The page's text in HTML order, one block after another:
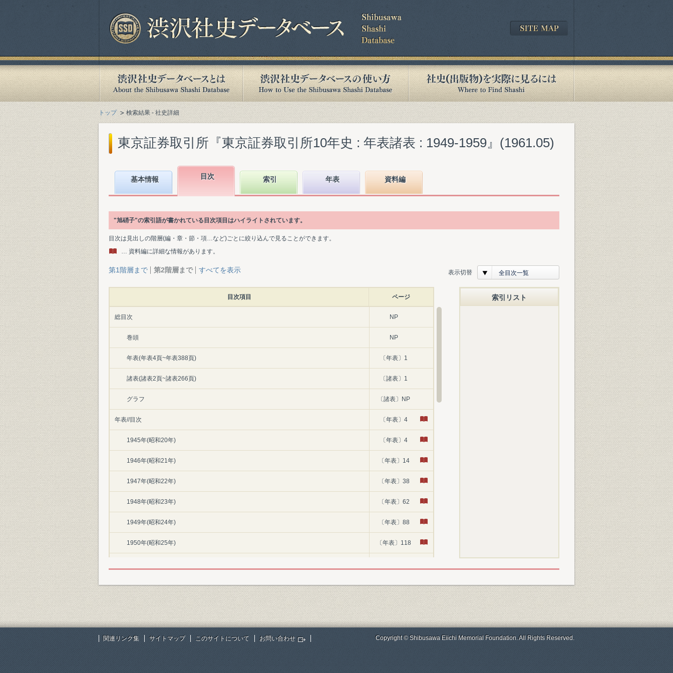
トップ 検索結果 - 社史詳細
東京証券取引所『東京証券取引所10年史 : 年表諸表 : 1949-1959』(1961.05)
基本情報 目次 索引 年表 資料編
"旭硝子"の索引語が書かれている目次項目はハイライトされています。
目次は見出しの階層(編・章・節・項…など)ごとに絞り込んで見ることができます。
… 資料編に詳細な情報があります。
第1階層まで 第2階層まで すべてを表示 表示切替 全目次一覧
目次項目 ページ
総目次 NP
巻頭 NP
年表(年表4頁~年表388頁) 〔年表〕1
諸表(諸表2頁~諸表266頁) 〔諸表〕1
グラフ 〔諸表〕NP
年表//目次 〔年表〕4
1945年(昭和20年) 〔年表〕4
1946年(昭和21年) 〔年表〕14
1947年(昭和22年) 〔年表〕38
1948年(昭和23年) 〔年表〕62
1949年(昭和24年) 〔年表〕88
1950年(昭和25年) 〔年表〕118
1952年(昭和27年) 〔年表〕172
1953年(昭和28年) 〔年表〕198
1954年(昭和29年) 〔年表〕226
索引リスト
関連リンク集 サイトマップ このサイトについて お問い合わせ Copyright © Shibusawa Eiichi Memorial Foundation. All Rights Reserved.